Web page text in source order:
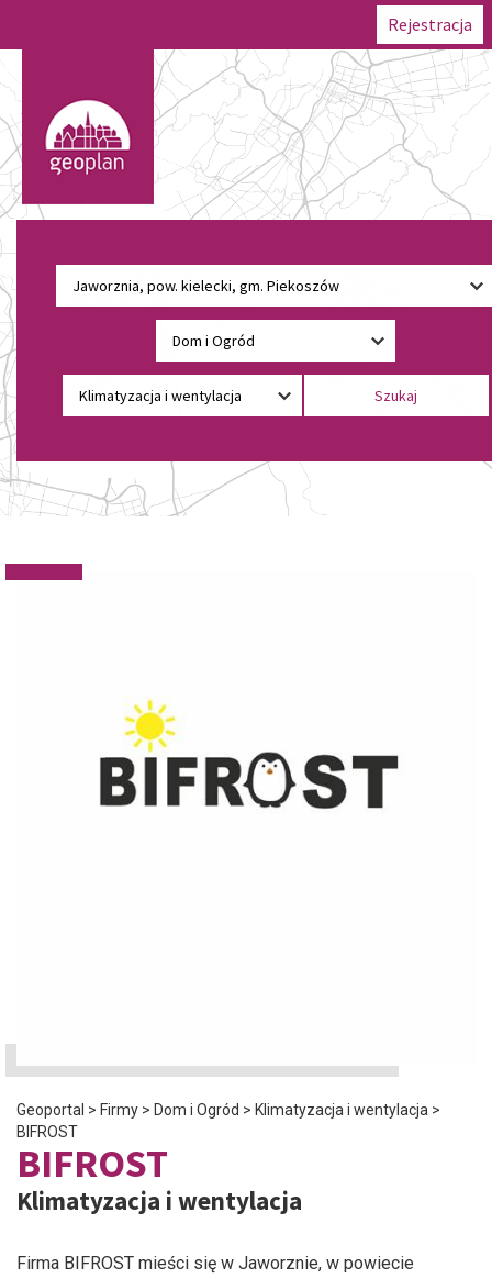
Rejestracja
Geoportal > Firmy > Dom i Ogród > Klimatyzacja i wentylacja >
BIFROST
BIFROST
Klimatyzacja i wentylacja
Firma BIFROST mieści się w Jaworznie, w powiecie